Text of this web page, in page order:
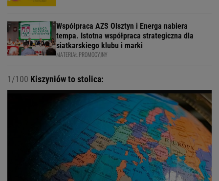
Współpraca AZS Olsztyn i Energa nabiera
tempa. Istotna współpraca strategiczna dla
siatkarskiego klubu i marki
MATERIAŁ PROMOCYJNY
1/100 Kiszyniów to stolica: